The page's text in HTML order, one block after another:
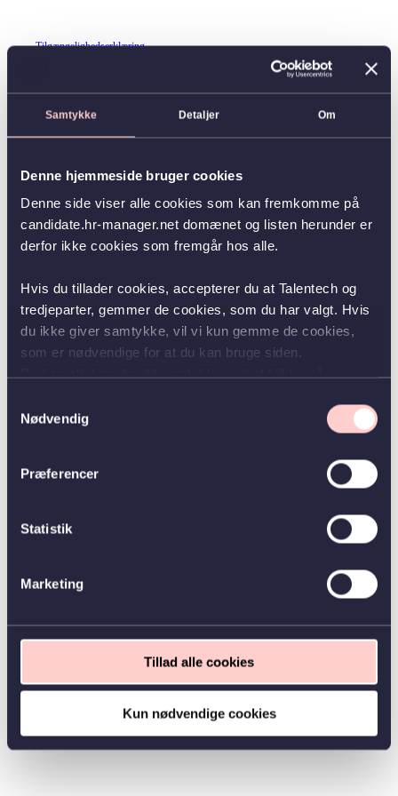
Samtykke Detaljer Om
Denne hjemmeside bruger cookies
Denne side viser alle cookies som kan fremkomme på
candidate.hr-manager.net domænet og listen herunder er
derfor ikke cookies som fremgår hos alle.
Hvis du tillader cookies, accepterer du at Talentech og
tredjeparter, gemmer de cookies, som du har valgt. Hvis
du ikke giver samtykke, vil vi kun gemme de cookies,
som er nødvendige for at du kan bruge siden.
Nødvendig
Præferencer
Statistik
Marketing
Tillad alle cookies
Kun nødvendige cookies
Tilgængelighedserklæring